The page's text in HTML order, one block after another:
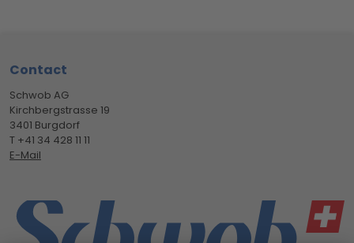
Contact
Schwob AG
Kirchbergstrasse 19
3401 Burgdorf
T +41 34 428 11 11
E-Mail